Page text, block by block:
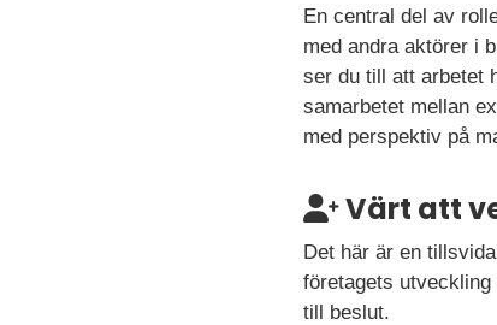
En central del av
med andra aktörer i
ser du till att arbetet
samarbetet mellan
med perspektiv på
Värt att
Det här är en
företagets
till beslut.